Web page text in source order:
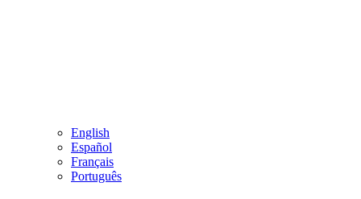
English
Español
Français
Português